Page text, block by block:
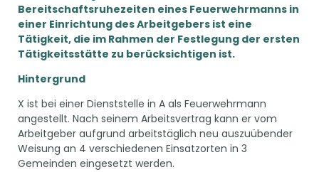
Bereitschaftsruhezeiten eines Feuerwehrmanns in
einer Einrichtung des Arbeitgebers ist eine
Tätigkeit, die im Rahmen der Festlegung der ersten
Tätigkeitsstätte zu berücksichtigen ist.
Hintergrund
X ist bei einer Dienststelle in A als Feuerwehrmann
angestellt. Nach seinem Arbeitsvertrag kann er vom
Arbeitgeber aufgrund arbeitstäglich neu auszuübender
Weisung an 4 verschiedenen Einsatzorten in 3
Gemeinden eingesetzt werden.